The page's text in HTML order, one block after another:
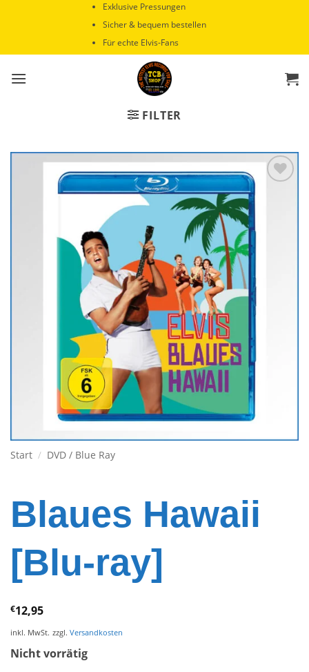
Exklusive Pressungen
Sicher & bequem bestellen
Für echte Elvis-Fans
FILTER
Wunschliste
hinzufügen
Start / DVD / Blue Ray
Blaues Hawaii
[Blu-ray]
€12,95
inkl. MwSt. zzgl. Versandkosten
Nicht vorrätig